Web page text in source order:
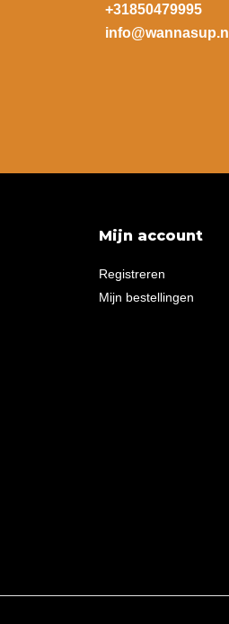
+31850479995
info@wannasup.nl
Mijn account
Registreren
Mijn bestellingen